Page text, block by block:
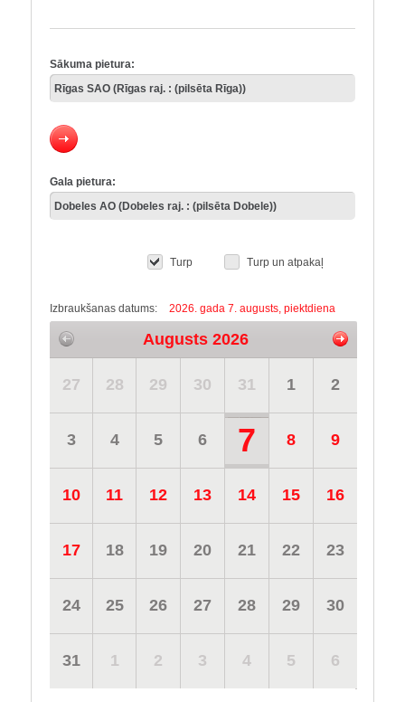
Sākuma pietura:
Gala pietura:
Turp Turp un atpakaļ
Izbraukšanas datums: 2026. gada 7. augusts, piektdiena
Augusts 2026
27 28 29 30 31 1 2
3 4 5 6 7 8 9
10 11 12 13 14 15 16
17 18 19 20 21 22 23
24 25 26 27 28 29 30
31 1 2 3 4 5 6